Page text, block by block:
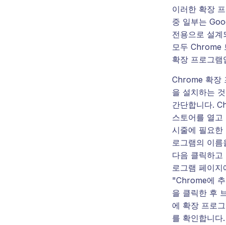
이러한 확장
중 일부는
전용으로 설계
모두 Chrome
확장 프로그램
Chrome 확장
을 설치하는
간단합니다.
스토어를 열고
시줄에 필요한
로그램의 이름
다음 클릭하고
로그램 페이지
"Chrome에
을 클릭한 후
에 확장 프로
를 확인합니다